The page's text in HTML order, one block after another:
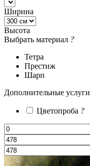
Ширина
Высота
Выбрать материал ?
Тетра
Престиж
Шарп
Дополнительные услуги
Цветопроба ?